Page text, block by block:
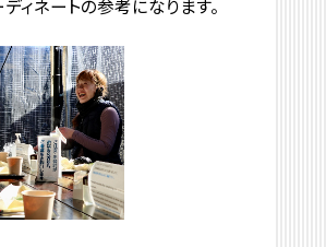
ィネートの参考になります。